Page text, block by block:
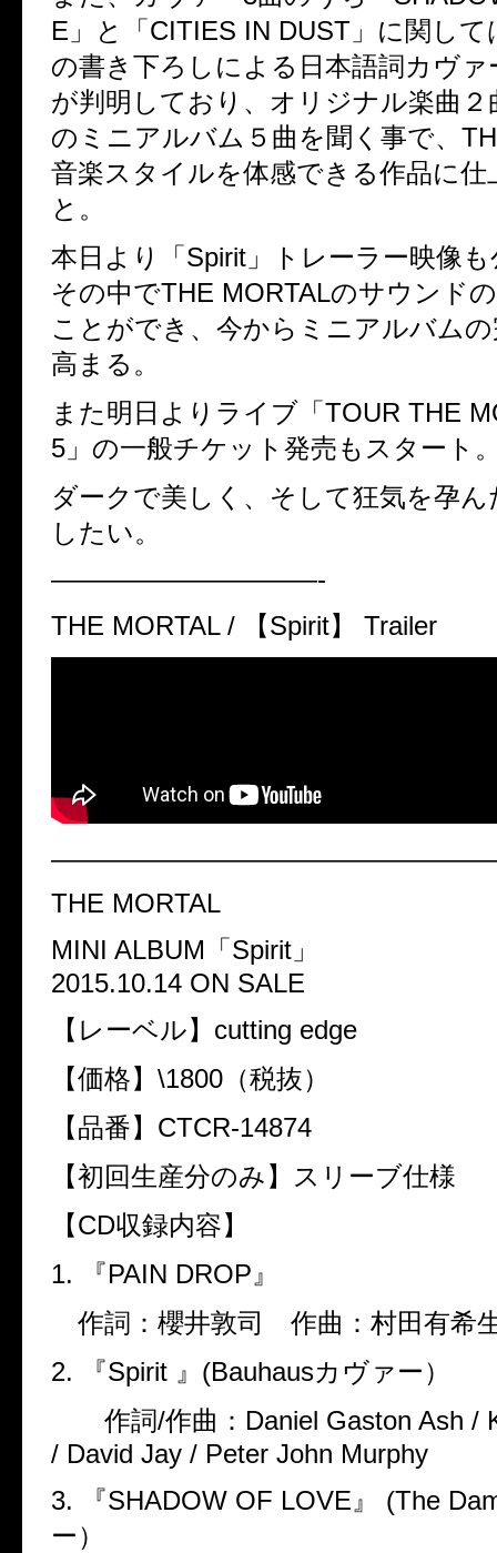
E」と「CITIES IN DUST」に関して
の書き下ろしによる日本語詞カヴ
が判明しており、オリジナル楽曲２
のミニアルバム５曲を聞く事で、
音楽スタイルを体感できる作品に
と。
本日より「Spirit」トレーラー映像
その中でTHE MORTALのサウンド
ことができ、今からミニアルバム
高まる。
また明日よりライブ「TOUR THE
5」の一般チケット発売もスタート
ダークで美しく、そして狂気を孕ん
したい。
——————————-
THE MORTAL / 【Spirit】 Trailer
THE MORTAL
MINI ALBUM「Spirit」
2015.10.14 ON SALE
【レーベル】cutting edge
【価格】\1800（税抜）
【品番】CTCR-14874
【初回生産分のみ】スリーブ仕様
【CD収録内容】
1. 『PAIN DROP』
作詞：櫻井敦司 作曲：村田有希
2. 『Spirit 』(Bauhausカヴァー）
作詞/作曲：Daniel Gaston Ash /
/ David Jay / Peter John Murphy
3. 『SHADOW OF LOVE』 (The
ー）